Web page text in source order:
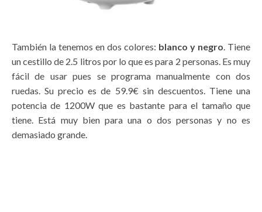
También la tenemos en dos colores: blanco y negro. Tiene
un cestillo de 2.5 litros por lo que es para 2 personas. Es muy
fácil de usar pues se programa manualmente con dos
ruedas. Su precio es de 59.9€ sin descuentos. Tiene una
potencia de 1200W que es bastante para el tamaño que
tiene. Está muy bien para una o dos personas y no es
demasiado grande.